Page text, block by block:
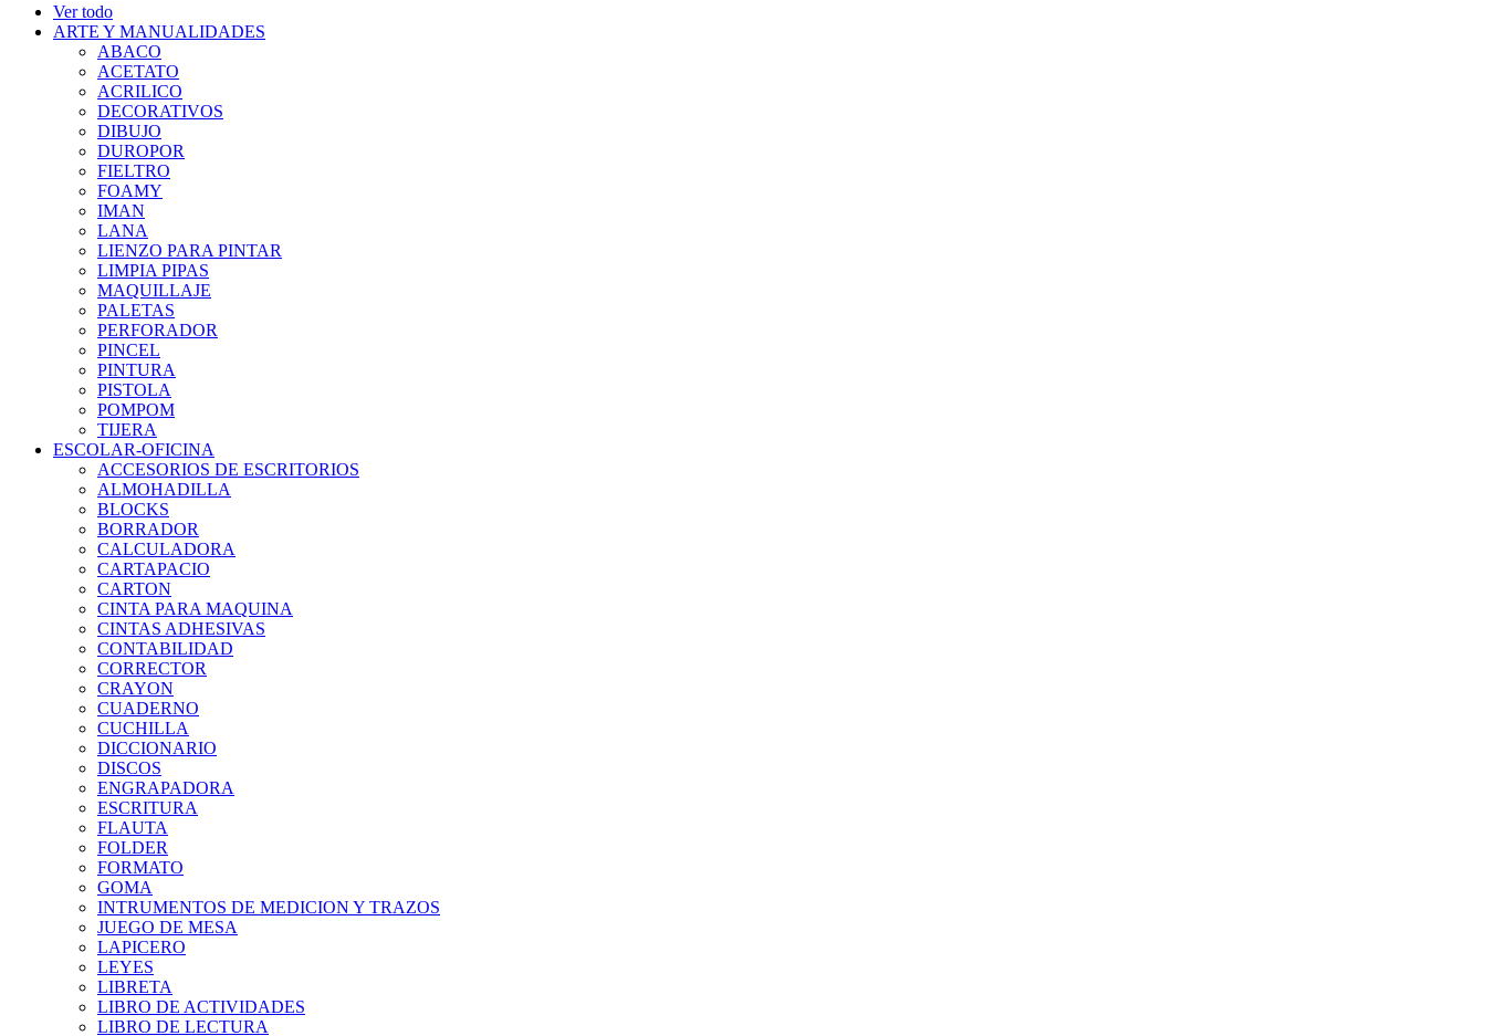
Ver todo
ARTE Y MANUALIDADES
ABACO
ACETATO
ACRILICO
DECORATIVOS
DIBUJO
DUROPOR
FIELTRO
FOAMY
IMAN
LANA
LIENZO PARA PINTAR
LIMPIA PIPAS
MAQUILLAJE
PALETAS
PERFORADOR
PINCEL
PINTURA
PISTOLA
POMPOM
TIJERA
ESCOLAR-OFICINA
ACCESORIOS DE ESCRITORIOS
ALMOHADILLA
BLOCKS
BORRADOR
CALCULADORA
CARTAPACIO
CARTON
CINTA PARA MAQUINA
CINTAS ADHESIVAS
CONTABILIDAD
CORRECTOR
CRAYON
CUADERNO
CUCHILLA
DICCIONARIO
DISCOS
ENGRAPADORA
ESCRITURA
FLAUTA
FOLDER
FORMATO
GOMA
INTRUMENTOS DE MEDICION Y TRAZOS
JUEGO DE MESA
LAPICERO
LEYES
LIBRETA
LIBRO DE ACTIVIDADES
LIBRO DE LECTURA